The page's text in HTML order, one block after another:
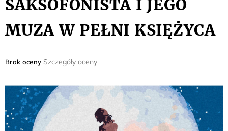
SAKSOFONISTA I JEGO
MUZA W PEŁNI KSIĘŻYCA
Średnia
wynosi
5
gwiazdek.
Brak oceny Szczegóły oceny